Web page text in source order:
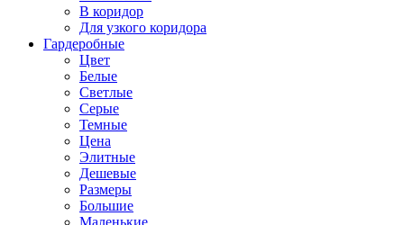
В коридор
Для узкого коридора
Гардеробные
Цвет
Белые
Светлые
Серые
Темные
Цена
Элитные
Дешевые
Размеры
Большие
Маленькие